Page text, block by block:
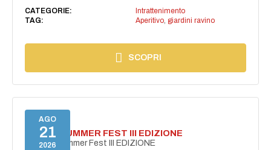
CATEGORIE:
Intrattenimento
TAG:
Aperitivo, giardini ravino
SCOPRI
AGO
21
2026
PANZA SUMMER FEST III EDIZIONE
PANZA Summer Fest III EDIZIONE